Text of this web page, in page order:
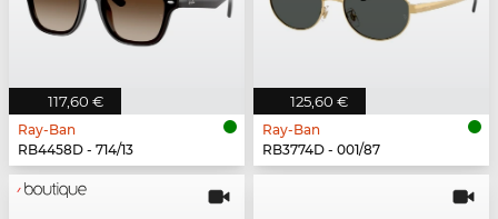
117,60 €
Ray-Ban
RB4458D - 714/13
125,60 €
Ray-Ban
RB3774D - 001/87